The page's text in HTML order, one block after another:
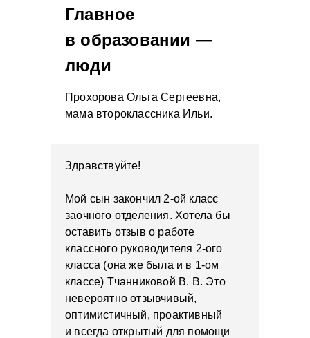
Главное
в образовании —
люди
Прохорова Ольга Сергеевна,
мама второклассника Ильи.
Здравствуйте!
Мой сын закончил 2-ой класс
заочного отделения. Хотела бы
оставить отзыв о работе
классного руководителя 2-ого
класса (она же была и в 1-ом
классе) Тчанниковой В. В. Это
невероятно отзывчивый,
оптимистичный, проактивный
и всегда открытый для помощи